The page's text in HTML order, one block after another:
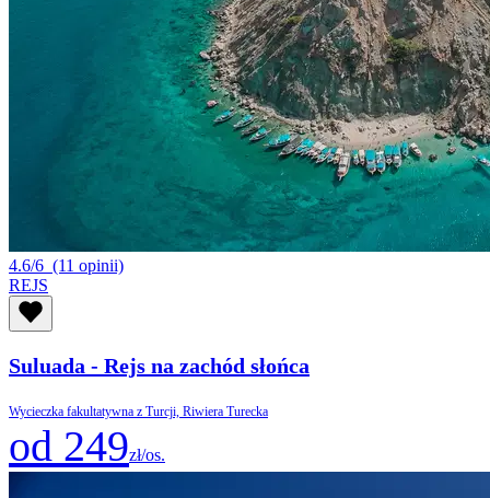
4.6/6 (11 opinii)
REJS
Suluada - Rejs na zachód słońca
Wycieczka fakultatywna z Turcji, Riwiera Turecka
od 249zł/os.